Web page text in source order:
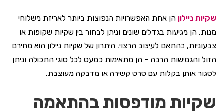
שקיות ניילון הן אחת האפשרויות הנפוצות ביותר לאריזת משלוחי
מנות. הן מגיעות בגדלים שונים וניתן לבחור בין שקיות שקופות או
צבעוניות, בהתאם לעיצוב הרצוי. היתרון של שקיות ניילון הוא מחירם
הזול והגמישות הרבה – הן מתאימות כמעט לכל סוגי התכולה וניתן
לסגור אותן בקלות עם סרט קשירה או מדבקה מעוצבת.
שקיות מודפסות בהתאמה